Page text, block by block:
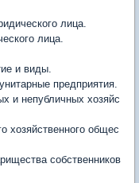
лица.
лица.
и виды.
предприятия.
и непубличных хозяйс
хозяйственного общес
собственников